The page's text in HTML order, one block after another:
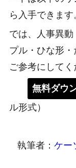
ら入手できます
では、人事異
プル・ひな形・
ご参考にしてく
無料ダウ
ル形式）
執筆者： ケー